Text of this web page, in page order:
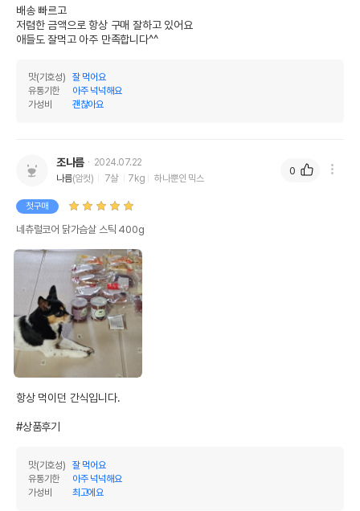
배송 빠르고
저렴한 금액으로 항상 구매 잘하고 있어요
애들도 잘먹고 아주 만족합니다^^
맛(기호성)
잘 먹어요
유통기한
아주 넉넉해요
가성비
괜찮아요
조나름
2024.07.22
나름(암컷) 7살 7kg 하나뿐인 믹스
첫구매
네츄럴코어 닭가슴살 스틱 400g
항상 먹이던 간식입니다.
#상품후기
맛(기호성)
잘 먹어요
유통기한
아주 넉넉해요
가성비
최고에요
0